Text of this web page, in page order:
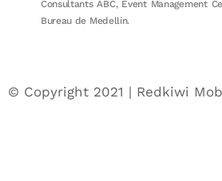
Consultants ABC, Event Management
Bureau de Medellín.
© Copyright 2021 | Redkiwi